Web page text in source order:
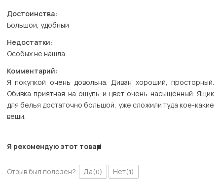
Достоинства:
Большой, удобный
Недостатки:
Особых не нашла
Комментарий:
Я покупкой очень довольна. Диван хороший, просторный.
Обивка приятная на ощупь и цвет очень насыщенный. Ящик
для белья достаточно большой, уже сложили туда кое-какие
вещи.
Я рекомендую этот товар
Отзыв был полезен? Да(0) Нет(1)